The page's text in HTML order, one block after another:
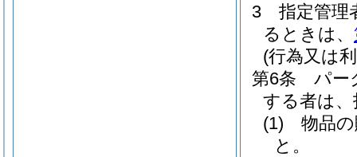
3
指定管理
るときは、
(行為又は
第6条
パー
する者は
(1)
物品
と。